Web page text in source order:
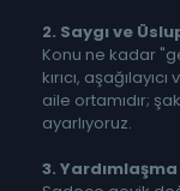
2. Saygı ve
Konu ne kadar
kırıcı,
aile ortamıdır;
ayarlıyoruz.
3.